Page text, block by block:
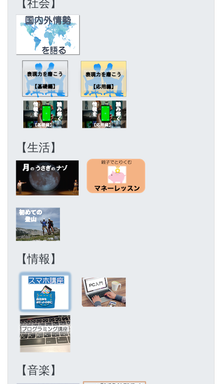
【社会】
【生活】
【情報】
【音楽】